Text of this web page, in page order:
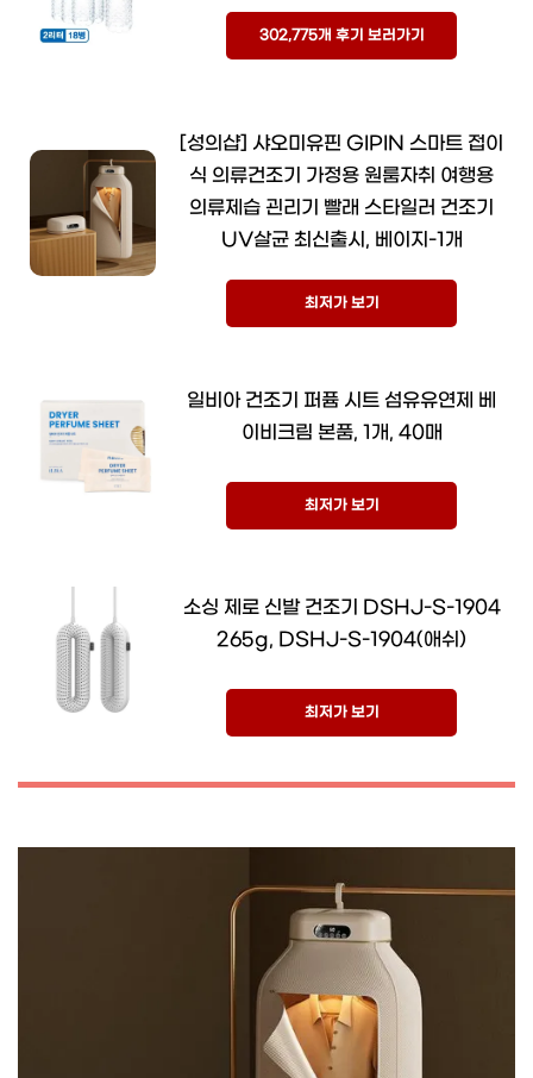
302,775개 후기 보러가기
[성의샵] 샤오미유핀 GIPIN 스마트 접이
식 의류건조기 가정용 원룸자취 여행용
의류제습 괸리기 빨래 스타일러 건조기
UV살균 최신출시, 베이지-1개
최저가 보기
일비아 건조기 퍼퓸 시트 섬유유연제 베
이비크림 본품, 1개, 40매
최저가 보기
소싱 제로 신발 건조기 DSHJ-S-1904
265g, DSHJ-S-1904(애쉬)
최저가 보기